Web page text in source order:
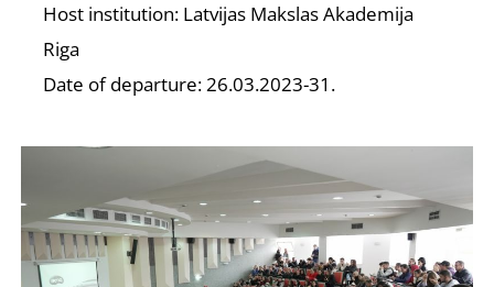
Host institution: Latvijas Makslas Akademija
Riga
Date of departure: 26.03.2023-31.